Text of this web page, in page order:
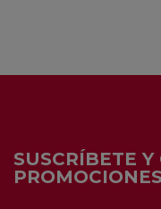
SUSCRÍBETE Y